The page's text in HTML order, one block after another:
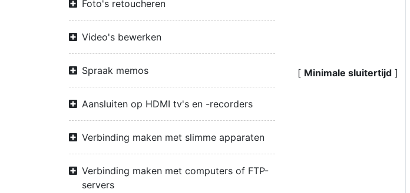
Foto's retoucheren
Video's bewerken
Spraak memos
Aansluiten op HDMI tv's en -recorders
Verbinding maken met slimme apparaten
Verbinding maken met computers of FTP-
servers
[ Minimale sluitertijd ]